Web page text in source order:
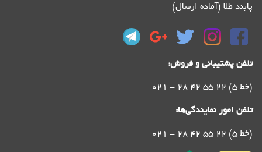
پابند طلا (آماده ارسال)
تلفن پشتیبانی و فروش:
021 - 28 42 55 22 (5 خط)
تلفن امور نمایندگی‌ها:
021 - 28 42 55 22 (5 خط)